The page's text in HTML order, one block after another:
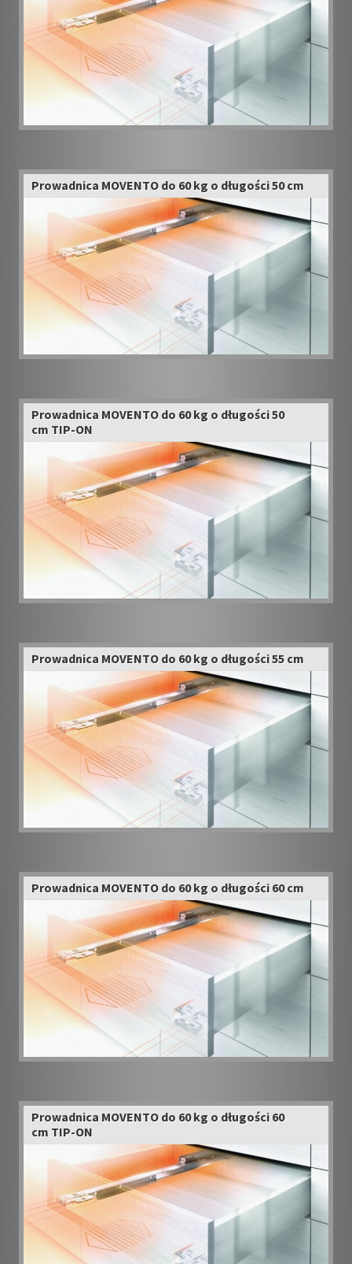
Prowadnica MOVENTO do 60 kg o długości 50 cm
Prowadnica MOVENTO do 60 kg o długości 50
cm TIP-ON
Prowadnica MOVENTO do 60 kg o długości 55 cm
Prowadnica MOVENTO do 60 kg o długości 60 cm
Prowadnica MOVENTO do 60 kg o długości 60
cm TIP-ON